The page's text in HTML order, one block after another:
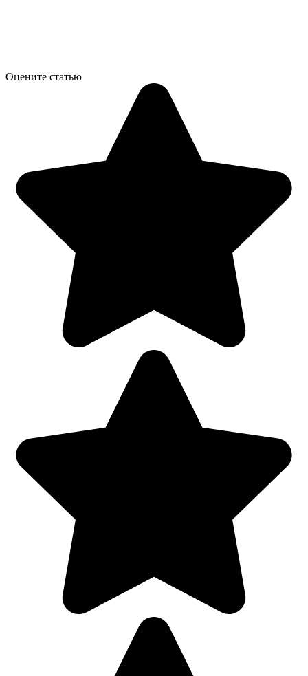
Оцените статью